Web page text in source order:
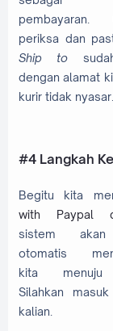
periksa dan
Ship to
dengan alamat
kurir tidak nyasar.
#4 Langkah
Begitu kita
with Paypal
sistem akan
otomatis
kita menuju
Silahkan
kalian.